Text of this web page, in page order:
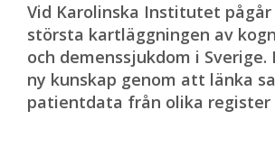
Vid Karolinska Institutet
största kartläggningen av
och demenssjukdom i Sverige.
ny kunskap genom att länka
patientdata från olika register